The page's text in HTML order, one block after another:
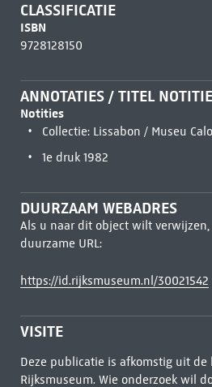
CLASSIFICATIE
ISBN
9728128150
ANNOTATIES / TITEL
Notities
Collectie: Lissabon / Museu
1e druk 1982
DUURZAAM WEBADRES
Als u naar dit object wilt
duurzame URL:
https://id.rijksmuseum.nl/30021542
VISITE
Deze publicatie is afkomstig uit
Rijksmuseum. Wie onderzoek wil